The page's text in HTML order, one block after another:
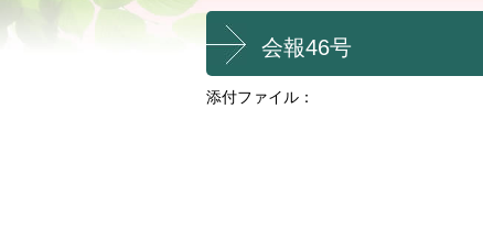
会報46号
添付ファイル：